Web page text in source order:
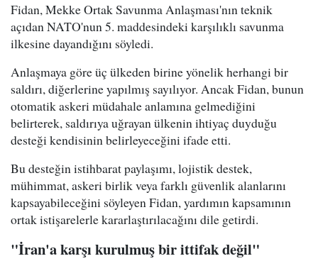
Fidan, Mekke Ortak Savunma Anlaşması'nın teknik
açıdan NATO'nun 5. maddesindeki karşılıklı savunma
ilkesine dayandığını söyledi.
Anlaşmaya göre üç ülkeden birine yönelik herhangi bir
saldırı, diğerlerine yapılmış sayılıyor. Ancak Fidan, bunun
otomatik askeri müdahale anlamına gelmediğini
belirterek, saldırıya uğrayan ülkenin ihtiyaç duyduğu
desteği kendisinin belirleyeceğini ifade etti.
Bu desteğin istihbarat paylaşımı, lojistik destek,
mühimmat, askeri birlik veya farklı güvenlik alanlarını
kapsayabileceğini söyleyen Fidan, yardımın kapsamının
ortak istişarelerle kararlaştırılacağını dile getirdi.
"İran'a karşı kurulmuş bir ittifak değil"